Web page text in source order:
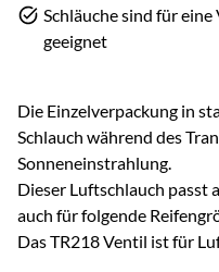
Schläuche sind für
geeignet
Die Einzelverpackung in
Schlauch während des
Sonneneinstrahlung.
Dieser Luftschlauch passt
auch für folgende
Das TR218 Ventil ist für